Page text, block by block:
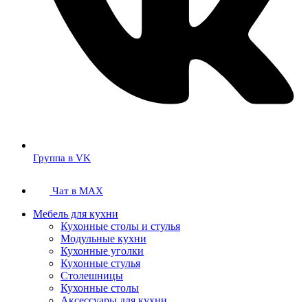
Группа в VK
Чат в MAX
Мебель для кухни
Кухонные столы и стулья
Модульные кухни
Кухонные уголки
Кухонные стулья
Столешницы
Кухонные столы